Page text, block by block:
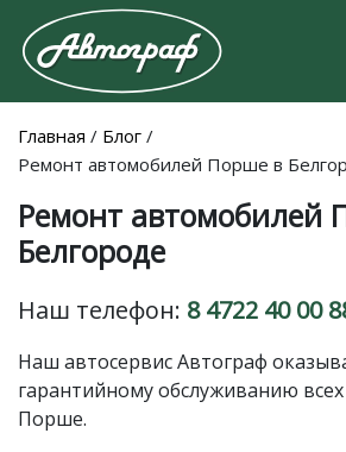
Главная / Блог /
Ремонт автомобилей Порше в
Ремонт автомобилей
Белгороде
Наш телефон: 8 4722 40 00
Наш автосервис Автограф
гарантийному обслуживанию
Порше.